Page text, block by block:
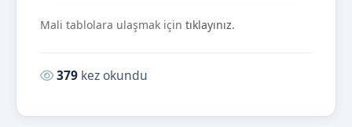
Mali tablolara ulaşmak için tıklayınız.
Okunma sayısı:
379 kez okundu